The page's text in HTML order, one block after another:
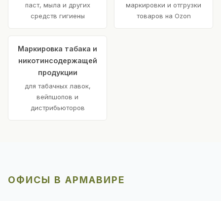
паст, мыла и других
средств гигиены
маркировки и отгрузки
товаров на Ozon
Маркировка табака и
никотинсодержащей
продукции
для табачных лавок,
вейпшопов и
дистрибьюторов
ОФИСЫ В АРМАВИРЕ